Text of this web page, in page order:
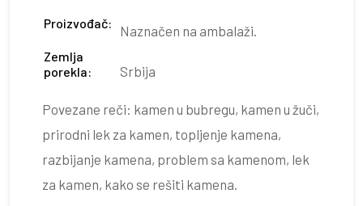
Proizvođač: Naznačen na ambalaži.
Zemlja
porekla:
Srbija
Povezane reči: kamen u bubregu, kamen u žuči,
prirodni lek za kamen, topljenje kamena,
razbijanje kamena, problem sa kamenom, lek
za kamen, kako se rešiti kamena.